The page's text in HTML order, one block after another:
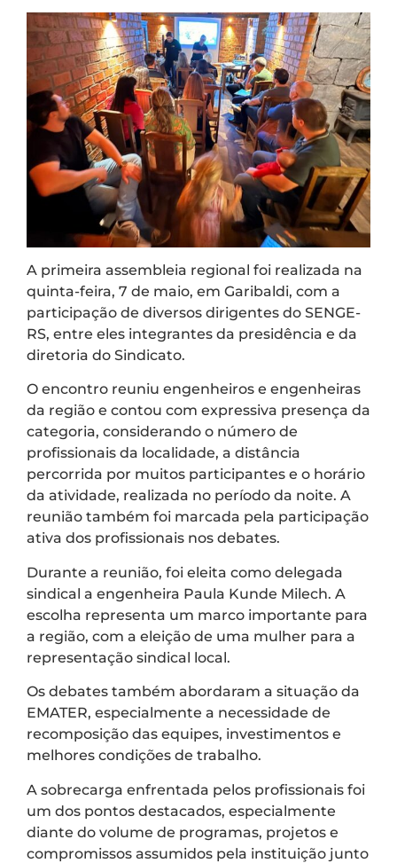
A primeira assembleia regional foi realizada na
quinta-feira, 7 de maio, em Garibaldi, com a
participação de diversos dirigentes do SENGE-
RS, entre eles integrantes da presidência e da
diretoria do Sindicato.
O encontro reuniu engenheiros e engenheiras
da região e contou com expressiva presença da
categoria, considerando o número de
profissionais da localidade, a distância
percorrida por muitos participantes e o horário
da atividade, realizada no período da noite. A
reunião também foi marcada pela participação
ativa dos profissionais nos debates.
Durante a reunião, foi eleita como delegada
sindical a engenheira Paula Kunde Milech. A
escolha representa um marco importante para
a região, com a eleição de uma mulher para a
representação sindical local.
Os debates também abordaram a situação da
EMATER, especialmente a necessidade de
recomposição das equipes, investimentos e
melhores condições de trabalho.
A sobrecarga enfrentada pelos profissionais foi
um dos pontos destacados, especialmente
diante do volume de programas, projetos e
compromissos assumidos pela instituição junto